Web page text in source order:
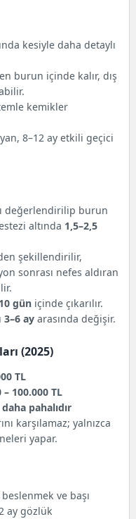
kesiyle daha detaylı
burun içinde kalır, dış
kemikler
8–12 ay etkili geçici
değerlendirilip burun
altında 1,5–2,5
şekillendirilir,
sonrası nefes aldıran
gün içinde çıkarılır.
3–6 ay arasında değişir.
(2025)
TL
– 100.000 TL
pahalıdır
karşılamaz; yalnızca
yapar.
ve başı
ay gözlük